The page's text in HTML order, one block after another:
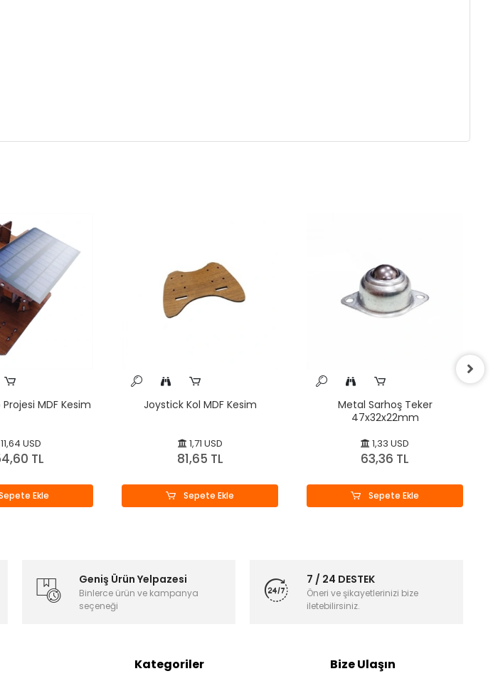
MDF Kesim
USD
TL
Ekle
Joystick Kol MDF Kesim
1,71 USD
81,65 TL
Sepete Ekle
Metal Sarhoş Teker
47x32x22mm
1,33 USD
63,36 TL
Sepete Ekle
Geniş Ürün Yelpazesi
Binlerce ürün ve kampanya
seçeneği
7 / 24 DESTEK
Öneri ve şikayetlerinizi bize
iletebilirsiniz.
Kategoriler Bize Ulaşın